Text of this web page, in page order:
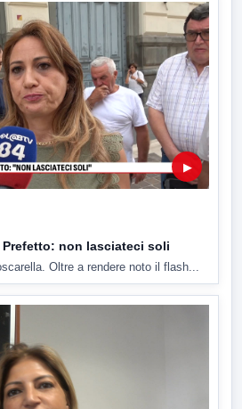
▶
non lasciateci soli
Oltre a rendere noto il flash...